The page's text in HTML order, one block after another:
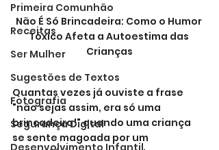
Primeira Comunhão
Receitas
Ser Mulher
Sugestões de Textos
Fotografia
Segurança Digital
Desenvolvimento Infantil
Não É Só Brincadeira: Como o Humor
Tóxico Afeta a Autoestima das
Crianças
Quantas vezes já ouviste a frase
"não sejas assim, era só uma
brincadeira!" quando uma criança
se sente magoada por um